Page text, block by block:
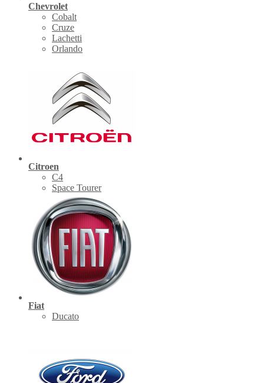
Chevrolet
Cobalt
Cruze
Lachetti
Orlando
Citroen
C4
Space Tourer
Fiat
Ducato